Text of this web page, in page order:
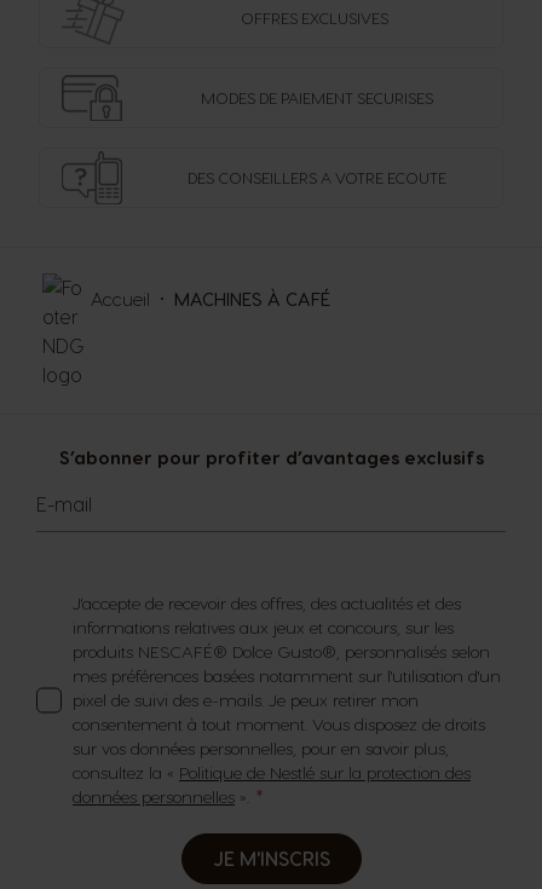
OFFRES EXCLUSIVES
MODES DE PAIEMENT SECURISES
DES CONSEILLERSA VOTRE ECOUTE
S’abonner pour profiter d’avantages exclusifs
E-mail
J'accepte de recevoir des offres, des actualités et des
informations relatives aux jeux et concours, sur les
produits NESCAFÉ® Dolce Gusto®, personnalisés selon
mes préférences basées notamment sur l'utilisation d'un
pixel de suivi des e-mails. Je peux retirer mon
consentement à tout moment. Vous disposez de droits
sur vos données personnelles, pour en savoir plus,
consultez la « Politique de Nestlé sur la protection des
données personnelles ».
JE M'INSCRIS
Accueil MACHINES À CAFÉ